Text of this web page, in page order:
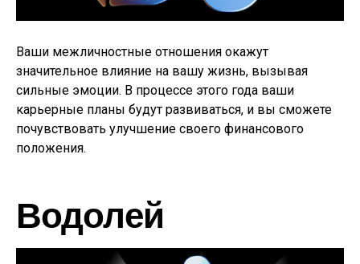
Ваши межличностные отношения окажут
значительное влияние на вашу жизнь, вызывая
сильные эмоции. В процессе этого года ваши
карьерные планы будут развиваться, и вы сможете
почувствовать улучшение своего финансового
положения.
Водолей